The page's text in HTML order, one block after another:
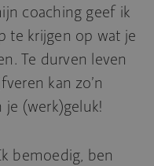
coaching geef ik
te krijgen op wat je
Te durven leven
kan zo’n
je (werk)geluk!
bemoedig, ben